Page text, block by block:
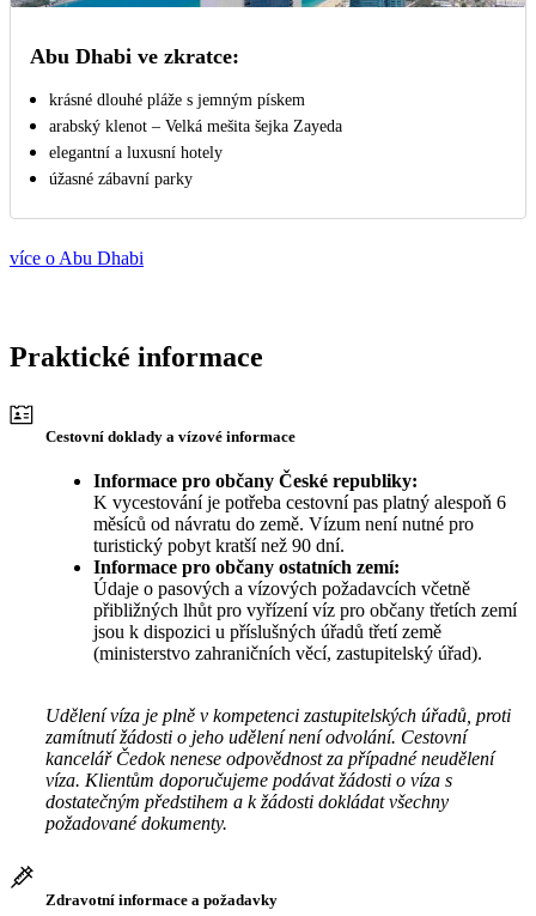
Abu Dhabi ve zkratce:
krásné dlouhé pláže s jemným pískem
arabský klenot – Velká mešita šejka Zayeda
elegantní a luxusní hotely
úžasné zábavní parky
více o Abu Dhabi
Praktické informace
Cestovní doklady a vízové informace
Informace pro občany České republiky:
K vycestování je potřeba cestovní pas platný alespoň 6
měsíců od návratu do země. Vízum není nutné pro
turistický pobyt kratší než 90 dní.
Informace pro občany ostatních zemí:
Údaje o pasových a vízových požadavcích včetně
přibližných lhůt pro vyřízení víz pro občany třetích zemí
jsou k dispozici u příslušných úřadů třetí země
(ministerstvo zahraničních věcí, zastupitelský úřad).
Udělení víza je plně v kompetenci zastupitelských úřadů, proti
zamítnutí žádosti o jeho udělení není odvolání. Cestovní
kancelář Čedok nenese odpovědnost za případné neudělení
víza. Klientům doporučujeme podávat žádosti o víza s
dostatečným předstihem a k žádosti dokládat všechny
požadované dokumenty.
Zdravotní informace a požadavky